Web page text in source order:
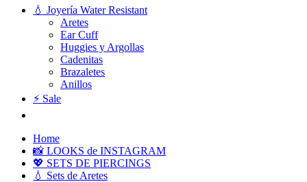
💧 Joyería Water Resistant
Aretes
Ear Cuff
Huggies y Argollas
Cadenitas
Brazaletes
Anillos
⚡ Sale
Home
📸 LOOKS de INSTAGRAM
💖 SETS DE PIERCINGS
💧 Sets de Aretes